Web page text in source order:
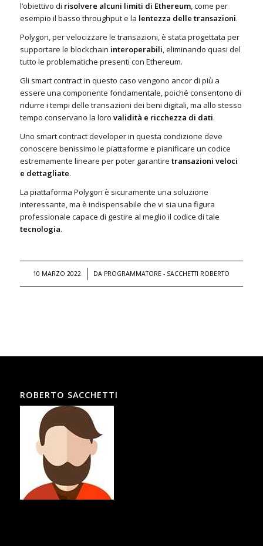
l’obiettivo di risolvere alcuni limiti di Ethereum, come per
esempio il basso throughput e la lentezza delle transazioni.
Polygon, per velocizzare le transazioni, è stata progettata per
supportare le blockchain interoperabili, eliminando quasi del
tutto le problematiche presenti con Ethereum.
Gli smart contract in questo caso vengono ancor di più a
essere una componente fondamentale, poiché consentono di
ridurre i tempi delle transazioni dei beni digitali, ma allo stesso
tempo conservano la loro validità e ricchezza di dati.
Uno smart contract developer in questa condizione deve
conoscere benissimo le piattaforme e pianificare un codice
estremamente lineare per poter garantire transazioni veloci
e dettagliate.
La piattaforma Polygon è sicuramente una soluzione
interessante, ma è indispensabile che vi sia una figura
professionale capace di gestire al meglio il codice di tale
tecnologia.
10 MARZO 2022
/ DA PROGRAMMATORE - SACCHETTI ROBERTO
ROBERTO SACCHETTI